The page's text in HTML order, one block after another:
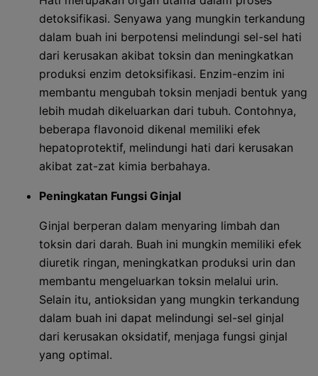
detoksifikasi. Senyawa yang mungkin terkandung
dalam buah ini berpotensi melindungi sel-sel hati
dari kerusakan akibat toksin dan meningkatkan
produksi enzim detoksifikasi. Enzim-enzim ini
membantu mengubah toksin menjadi bentuk yang
lebih mudah dikeluarkan dari tubuh. Contohnya,
beberapa flavonoid dikenal memiliki efek
hepatoprotektif, melindungi hati dari kerusakan
akibat zat-zat kimia berbahaya.
Peningkatan Fungsi Ginjal
Ginjal berperan dalam menyaring limbah dan
toksin dari darah. Buah ini mungkin memiliki efek
diuretik ringan, meningkatkan produksi urin dan
membantu mengeluarkan toksin melalui urin.
Selain itu, antioksidan yang mungkin terkandung
dalam buah ini dapat melindungi sel-sel ginjal
dari kerusakan oksidatif, menjaga fungsi ginjal
yang optimal.